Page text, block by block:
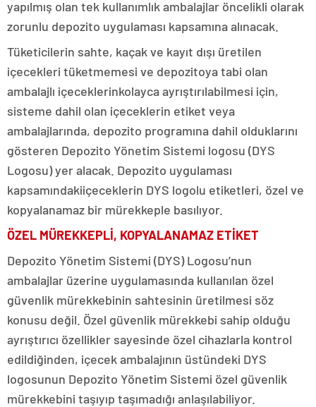
yapılmış olan tek kullanımlık ambalajlar öncelikli olarak
zorunlu depozito uygulaması kapsamına alınacak.
Tüketicilerin sahte, kaçak ve kayıt dışı üretilen
içecekleri tüketmemesi ve depozitoya tabi olan
ambalajlı içeceklerinkolayca ayrıştırılabilmesi için,
sisteme dahil olan içeceklerin etiket veya
ambalajlarında, depozito programına dahil olduklarını
gösteren Depozito Yönetim Sistemi logosu (DYS
Logosu) yer alacak. Depozito uygulaması
kapsamındakiiçeceklerin DYS logolu etiketleri, özel ve
kopyalanamaz bir mürekkeple basılıyor.
ÖZEL MÜREKKEPLİ, KOPYALANAMAZ ETİKET
Depozito Yönetim Sistemi (DYS) Logosu’nun
ambalajlar üzerine uygulamasında kullanılan özel
güvenlik mürekkebinin sahtesinin üretilmesi söz
konusu değil. Özel güvenlik mürekkebi sahip olduğu
ayrıştırıcı özellikler sayesinde özel cihazlarla kontrol
edildiğinden, içecek ambalajının üstündeki DYS
logosunun Depozito Yönetim Sistemi özel güvenlik
mürekkebini taşıyıp taşımadığı anlaşılabiliyor.